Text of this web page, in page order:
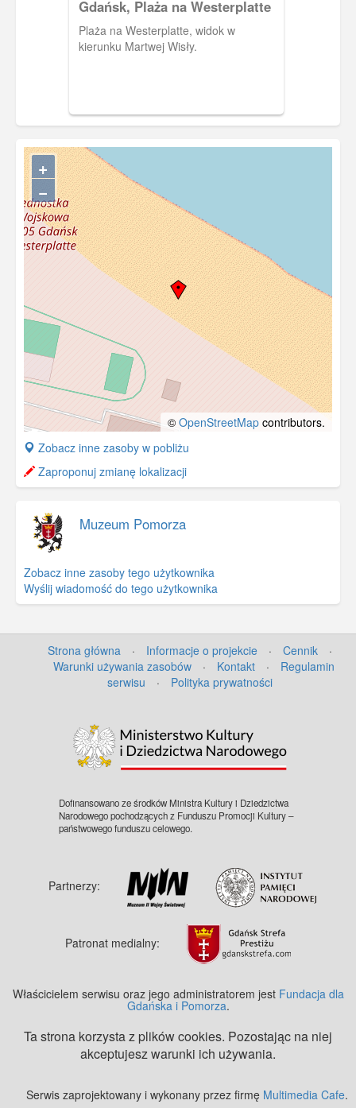
Gdańsk, Plaża na Westerplatte
Plaża na Westerplatte, widok w
kierunku Martwej Wisły.
+
−
© OpenStreetMap contributors.
+
−
Zobacz inne zasoby w pobliżu
Zaproponuj zmianę lokalizacji
Muzeum Pomorza
Zobacz inne zasoby tego użytkownika
Wyślij wiadomość do tego użytkownika
Strona główna · Informacje o projekcie · Cennik
·
Warunki używania zasobów
· Kontakt ·
Regulamin
serwisu
· Polityka prywatności
Dofinansowano ze środków Ministra Kultury i Dziedzictwa
Narodowego pochodzących z Funduszu Promocji Kultury –
państwowego funduszu celowego.
Partnerzy:
Patronat medialny:
Właścicielem serwisu oraz jego administratorem jest Fundacja dla
Gdańska i Pomorza.
Ta strona korzysta z plików cookies. Pozostając na niej
akceptujesz warunki ich używania.
Serwis zaprojektowany i wykonany przez firmę Multimedia Cafe.